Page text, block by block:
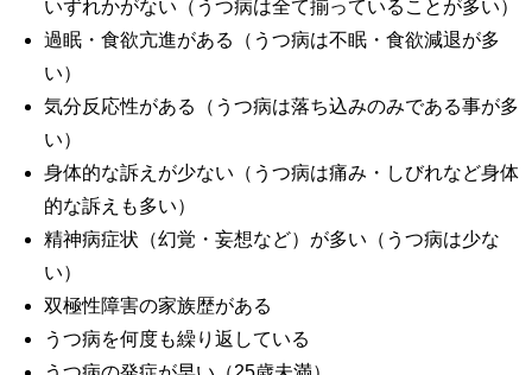
いずれかがない（うつ病は全て揃っていることが多い）
過眠・食欲亢進がある（うつ病は不眠・食欲減退が多
い）
気分反応性がある（うつ病は落ち込みのみである事が多
い）
身体的な訴えが少ない（うつ病は痛み・しびれなど身体
的な訴えも多い）
精神病症状（幻覚・妄想など）が多い（うつ病は少な
い）
双極性障害の家族歴がある
うつ病を何度も繰り返している